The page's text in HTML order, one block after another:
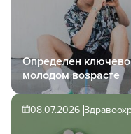
Определен
молодом возрасте
08.07.2026